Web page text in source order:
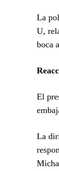
La
U,
boca
El
La